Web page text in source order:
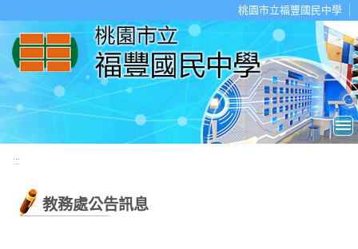
桃園市立福豐國民中學
:::
教務處公告訊息